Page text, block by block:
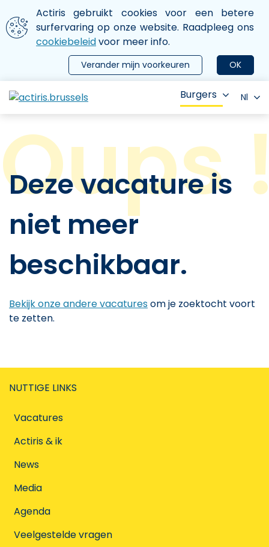
Aller au contenu principal
We gebruiken cookies
Actiris gebruikt cookies voor een betere
surfervaring op onze website. Raadpleeg ons
cookiebeleidvoor meer info.
OK
Verander mijn voorkeuren
le menu
Burgers Nl
Deze vacature is
niet meer
beschikbaar.
Bekijk onze andere vacaturesom je zoektocht voort
te zetten.
NUTTIGE LINKS
Vacatures
Actiris & ik
News
Media
Agenda
Veelgestelde vragen